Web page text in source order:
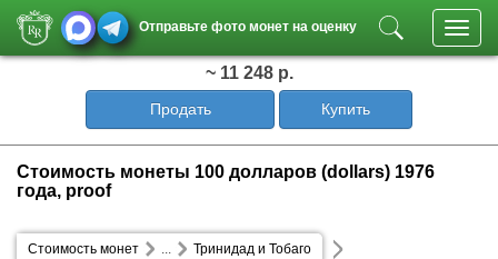
Отправьте фото монет на оценку
~ 11 248 р.
Продать Купить
Стоимость монеты 100 долларов (dollars) 1976
года, proof
Стоимость монет Тринидад и Тобаго
...